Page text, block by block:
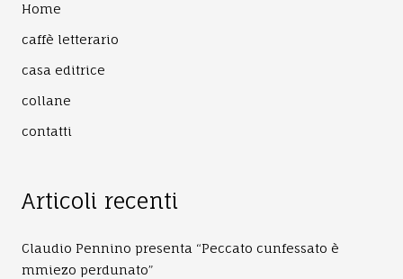
Home
caffè letterario
casa editrice
collane
contatti
Articoli recenti
Claudio Pennino presenta “Peccato cunfessato è
mmiezo perdunato”